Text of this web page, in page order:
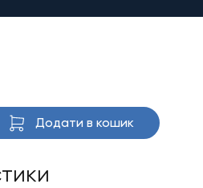
Додати в кошик